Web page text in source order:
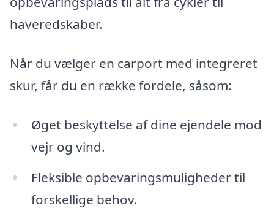
haveredskaber.
Når du vælger en carport med integreret
skur, får du en række fordele, såsom:
Øget beskyttelse af dine ejendele mod
vejr og vind.
Fleksible opbevaringsmuligheder til
forskellige behov.